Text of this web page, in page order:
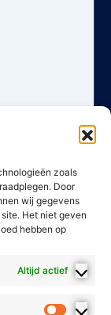
zoals
Door
wij gegevens
Het niet geven
hebben op
Altijd actief